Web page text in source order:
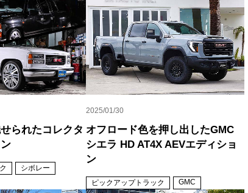
られたコレクタ
シボレー
2025/01/30
オフロード色を押し出したGMC
シエラ HD AT4X AEVエディショ
ン
ピックアップトラック GMC